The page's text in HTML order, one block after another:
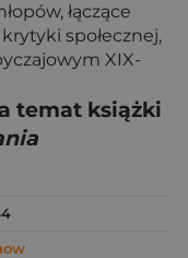
łączące
społecznej,
XIX-
temat książki